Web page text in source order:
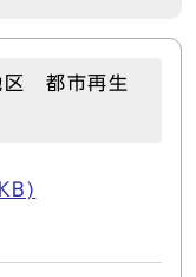
区 都市再生